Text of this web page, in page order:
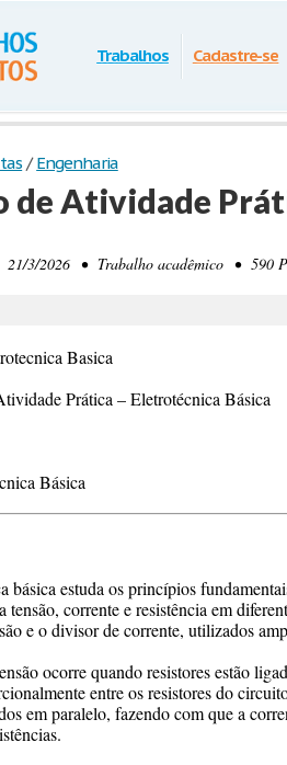
Trabalhos Cadastre-se
/ Engenharia
de Atividade
3/2026 • Trabalho acadêmico • 590
Basica
Prática – Eletrotécnica Básica
Básica
básica estuda os princípios
tensão, corrente e resistência em
e o divisor de corrente, utilizados
ocorre quando resistores estão
entre os resistores do
em paralelo, fazendo com que a